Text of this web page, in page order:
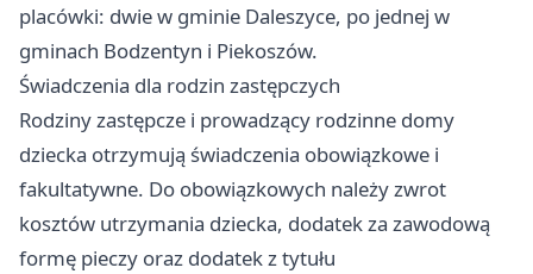
placówki: dwie w gminie Daleszyce, po jednej w
gminach Bodzentyn i Piekoszów.
Świadczenia dla rodzin zastępczych
Rodziny zastępcze i prowadzący rodzinne domy
dziecka otrzymują świadczenia obowiązkowe i
fakultatywne. Do obowiązkowych należy zwrot
kosztów utrzymania dziecka, dodatek za zawodową
formę pieczy oraz dodatek z tytułu